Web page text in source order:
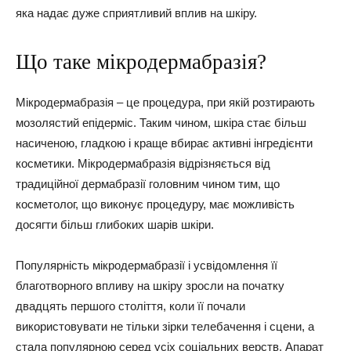
яка надає дуже сприятливий вплив на шкіру.
Що таке мікродермабразія?
Мікродермабразія – це процедура, при якій розтирають
мозолястий епідерміс. Таким чином, шкіра стає більш
насиченою, гладкою і краще вбирає активні інгредієнти
косметики. Мікродермабразія відрізняється від
традиційної дермабразії головним чином тим, що
косметолог, що виконує процедуру, має можливість
досягти більш глибоких шарів шкіри.
Популярність мікродермабразії і усвідомлення її
благотворного впливу на шкіру зросли на початку
двадцять першого століття, коли її почали
використовувати не тільки зірки телебачення і сцени, а
стала популярною серед усіх соціальних верств. Апарат